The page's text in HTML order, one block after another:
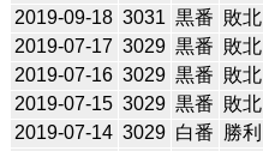
2019-09-18 3031 黒番 敗北
2019-07-17 3029 黒番 敗北
2019-07-16 3029 黒番 敗北
2019-07-15 3029 黒番 敗北
2019-07-14 3029 白番 勝利